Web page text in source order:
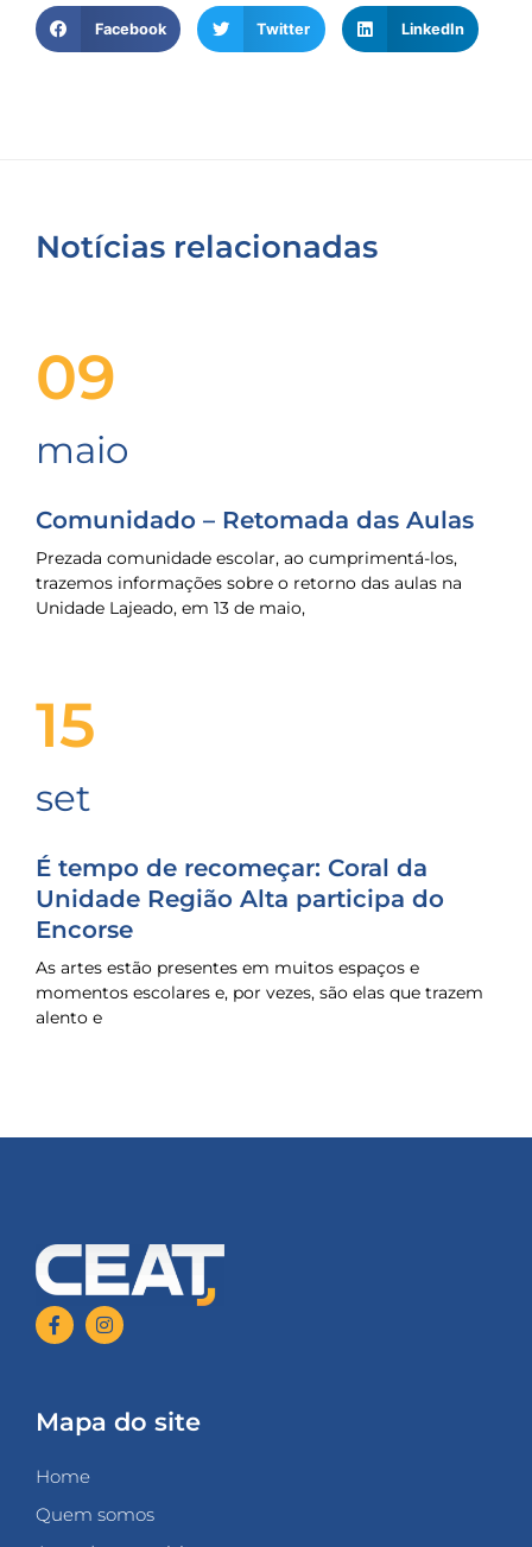
Facebook Twitter LinkedIn
Notícias relacionadas
09
maio
Comunidado – Retomada das Aulas
Prezada comunidade escolar, ao cumprimentá-los,
trazemos informações sobre o retorno das aulas na
Unidade Lajeado, em 13 de maio,
15
set
É tempo de recomeçar: Coral da
Unidade Região Alta participa do
Encorse
As artes estão presentes em muitos espaços e
momentos escolares e, por vezes, são elas que trazem
alento e
Mapa do site
Home
Quem somos